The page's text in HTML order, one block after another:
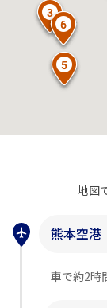
地図
熊本空港
車で約2時